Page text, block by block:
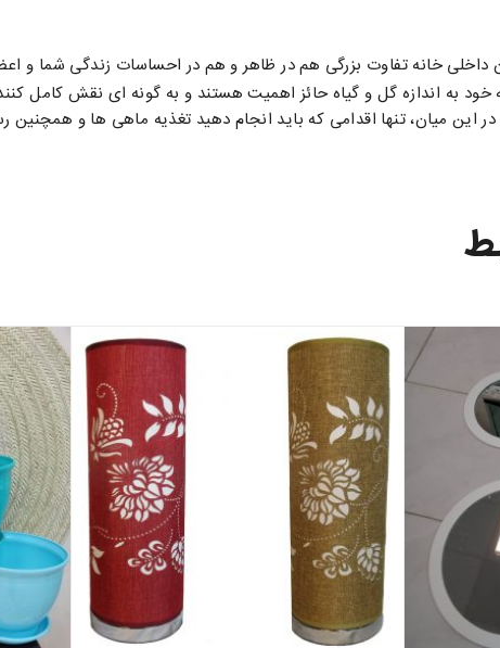
داخلی خانه تفاوت بزرگی هم در ظاهر و هم در احساسات زندگی شما و
خود به اندازه گل و گیاه حائز اهمیت هستند و به گونه ای نقش کامل
این میان، تنها اقدامی که باید انجام دهید تغذیه ماهی ها و